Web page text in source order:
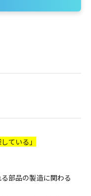
ている」
部品の製造に関わる